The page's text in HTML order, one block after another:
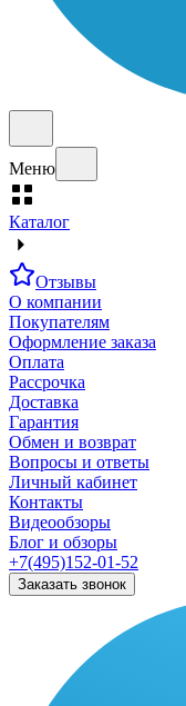
Меню
Каталог
Отзывы
О компании
Покупателям
Оформление заказа
Оплата
Рассрочка
Доставка
Гарантия
Обмен и возврат
Вопросы и ответы
Личный кабинет
Контакты
Видеообзоры
Блог и обзоры
+7(495)152-01-52
Заказать звонок